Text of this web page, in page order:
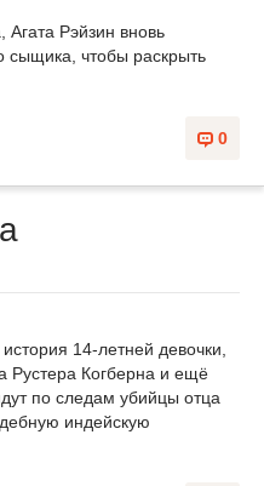
Рэйзин вновь
сыщика, чтобы раскрыть
0
14-летней девочки,
Рустера Когберна и ещё
по следам убийцы отца
индейскую